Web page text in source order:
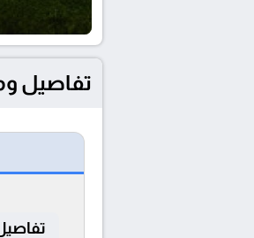
تفاصيل وموعد